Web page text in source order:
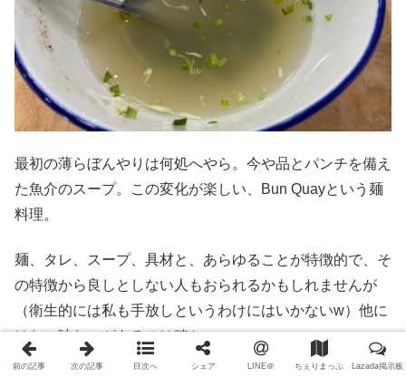
最初の薄らぼんやりは何処へやら。今や品とパンチを備え
た魚介のスープ。この変化が楽しい、Bun Quayという麺
料理。
麺、タレ、スープ、具材と、あらゆることが特徴的で、そ
の特徴から良しとしない人もおられるかもしれませんが
（衛生的には私も手放しというわけにはいかないw）他に
はない味わいがあるのは確か。
前の記事 次の記事 目次へ シェア LINE＠ ちぇりまっぷ Lazada掲示板